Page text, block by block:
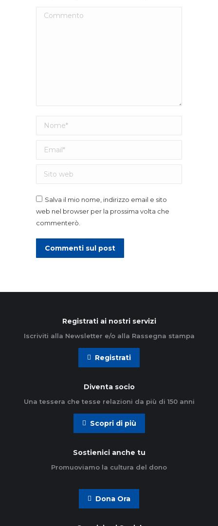
Commento
Nome *
Email *
Sito web
Salva il mio nome, indirizzo email e sito
web nel browser per la prossima volta che
commenterò.
Commenti sul post
Registrati ai nostri servizi
Iscriviti alla Newsletter e/o alla Rassegna stampa
Registrati
Diventa socio
Una tessera che tesse relazioni da più di 150 anni
Scopri di più
Sostienici anche tu
Promuoviamo la cultura del dono
Dona Ora